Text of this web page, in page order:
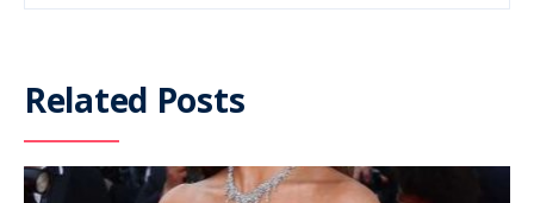
Related Posts